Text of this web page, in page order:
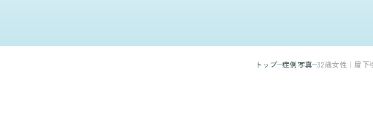
トップ 症例写真 32歳女性｜眉下